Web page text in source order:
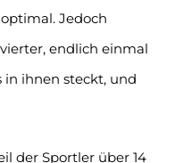
Jedoch
endlich einmal
in ihnen steckt, und
der Sportler über 14